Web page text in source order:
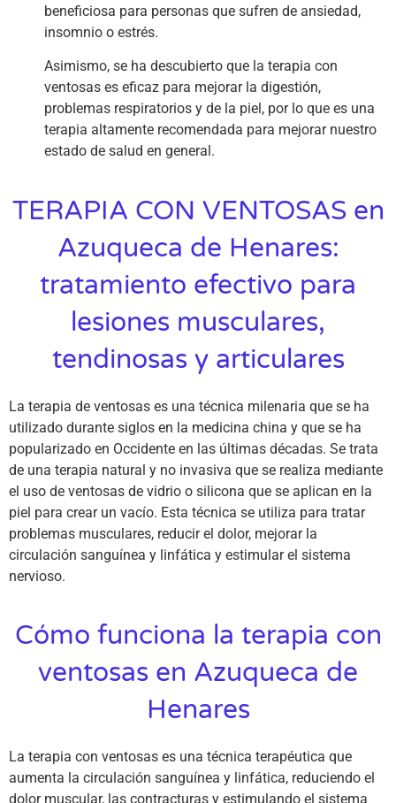
beneficiosa para personas que sufren de ansiedad,
insomnio o estrés.
Asimismo, se ha descubierto que la terapia con
ventosas es eficaz para mejorar la digestión,
problemas respiratorios y de la piel, por lo que es una
terapia altamente recomendada para mejorar nuestro
estado de salud en general.
TERAPIA CON VENTOSAS en
Azuqueca de Henares:
tratamiento efectivo para
lesiones musculares,
tendinosas y articulares
La terapia de ventosas es una técnica milenaria que se ha
utilizado durante siglos en la medicina china y que se ha
popularizado en Occidente en las últimas décadas. Se trata
de una terapia natural y no invasiva que se realiza mediante
el uso de ventosas de vidrio o silicona que se aplican en la
piel para crear un vacío. Esta técnica se utiliza para tratar
problemas musculares, reducir el dolor, mejorar la
circulación sanguínea y linfática y estimular el sistema
nervioso.
Cómo funciona la terapia con
ventosas en Azuqueca de
Henares
La terapia con ventosas es una técnica terapéutica que
aumenta la circulación sanguínea y linfática, reduciendo el
dolor muscular, las contracturas y estimulando el sistema